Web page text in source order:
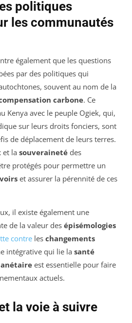
politiques
les communautés
également que les questions
par des politiques qui
souvent au nom de la
carbone. Ce
Kenya avec le peuple Ogiek, qui,
sur leurs droits fonciers, sont
de déplacement de leurs terres.
et la souveraineté des
protégés pour permettre un
et assurer la pérennité de ces
il existe également une
de la valeur des épisémologies
contre les changements
intégrative qui lie la santé
est essentielle pour faire
actuels.
la voie à suivre